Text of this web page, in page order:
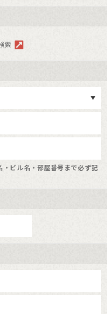
索
ビル名・部屋番号まで必ず記